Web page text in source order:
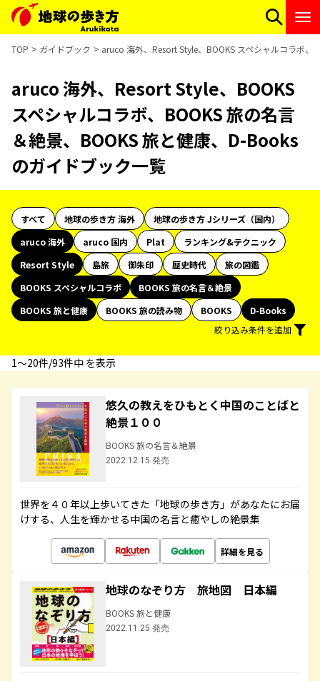
TOP ガイドブック aruco 海外、Resort Style、BOOKS スペシャルコラボ
aruco 海外、Resort Style、BOOKS
スペシャルコラボ、BOOKS 旅の名言
＆絶景、BOOKS 旅と健康、D-Books
のガイドブック一覧
すべて 地球の歩き方 海外
地球の歩き方 Jシリーズ（国内）
aruco 海外
aruco 国内 Plat
ランキング&テクニック
Resort Style
島旅 御朱印 歴史時代
旅の図鑑
BOOKS スペシャルコラボ
BOOKS 旅の名言＆絶景
BOOKS 旅と健康
BOOKS 旅の読み物 BOOKS
D-Books
絞り込み条件を追加
1〜20件/93件中 を表示
悠久の教えをひもとく中国のことばと
絶景１００
BOOKS 旅の名言＆絶景
2022.12.15 発売
世界を４０年以上歩いてきた「地球の歩き方」があなたにお届
けする、人生を輝かせる中国の名言と癒やしの絶景集
詳細を見る
地球のなぞり方 旅地図 日本編
BOOKS 旅と健康
2022.11.25 発売